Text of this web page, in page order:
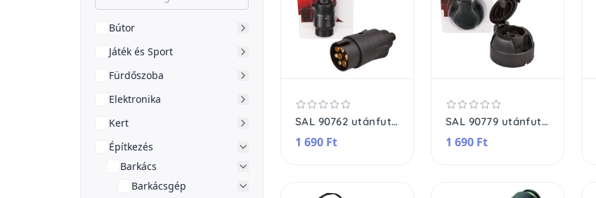
Bútor
Játék és Sport
Fürdőszoba
Elektronika
Kert
Építkezés
Barkács
Barkácsgép
SAL 90762 utánfutó lengő csatlakozódugó, 7 pólus, törésgátló
1 690 Ft
SAL 90779 utánfutó csatlakozóaljzat, 7 pólus, védőfedél, 70mm átmérő
1 690 Ft